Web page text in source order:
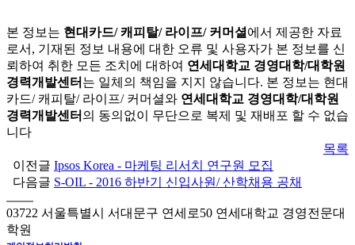
본 정보는 현대카드/ 캐피탈/ 라이프/ 커머셜 에서 제공한 자료
로서, 기재된 정보 내용에 대한 오류 및 사용자가 본 정보를 신
뢰하여 취한 모든 조치에 대하여 연세대학교 경영대학/대학원
경력개발센터 는 일체의 책임을 지지 않습니다. 본 정보는 현대
카드/ 캐피탈/ 라이프/ 커머셜와 연세대학교 경영대학/대학원
경력개발센터 의 동의없이 무단으로 복제 및 재배포 할 수 없습
니다
목록
이전글 Ipsos Korea - 마케팅 리서치 연구원 모집
다음글 S-OIL - 2016 하반기 신입사원/ 산학채용 공채
03722 서울특별시 서대문구 연세로50 연세대학교 경영전문대
학원